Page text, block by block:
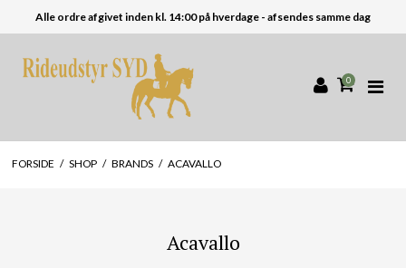
Alle ordre afgivet inden kl. 14:00 på hverdage - afsendes samme dag
0
FORSIDE / SHOP / BRANDS / ACAVALLO
Acavallo